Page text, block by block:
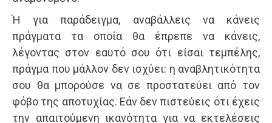
Ή για παράδειγμα, αναβάλλεις να κάνεις
πράγματα τα οποία θα έπρεπε να κάνεις,
λέγοντας στον εαυτό σου ότι είσαι τεμπέλης,
πράγμα που μάλλον δεν ισχύει: η αναβλητικότητα
σου θα μπορούσε να σε προστατεύει από τον
φόβο της αποτυχίας. Εάν δεν πιστεύεις ότι έχεις
την απαιτούμενη ικανότητα για να εκτελέσεις